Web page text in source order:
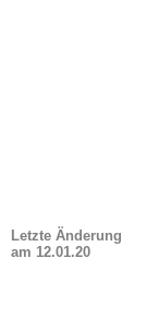
Letzte Änderung
am 12.01.20